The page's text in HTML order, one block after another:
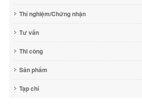
Thí nghiệm/Chứng nhận
Tư vấn
Thi công
Sản phẩm
Tạp chí